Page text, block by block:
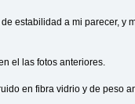
estabilidad a mi parecer, y
el las fotos anteriores.
en fibra vidrio y de peso